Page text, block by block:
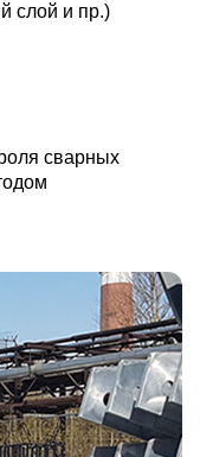
слой и пр.)
сварных